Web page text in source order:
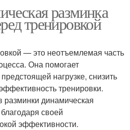
разминка
тренировкой
— это неотъемлемая часть
Она помогает
нагрузке, снизить
тренировки.
динамическая
своей
эффективности.